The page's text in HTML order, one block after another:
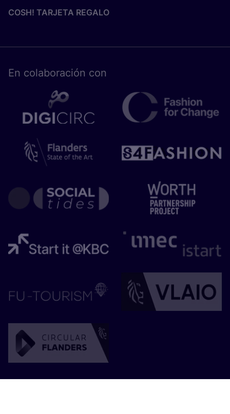
COSH! TARJETA REGALO
En cola­bo­ra­ción con